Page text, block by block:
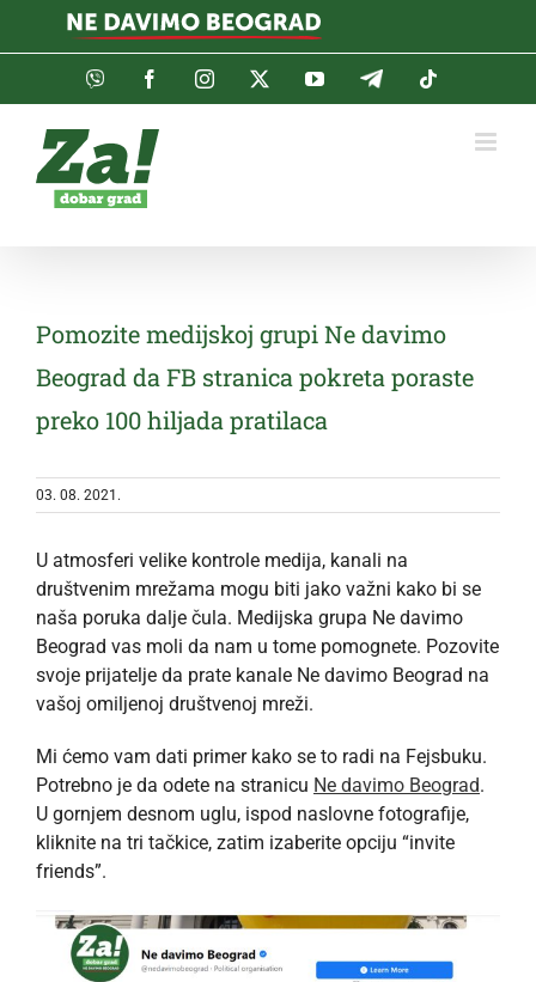
Viber FacebookInstagramTwitterYouTubeTelegram
Pomozite medijskoj grupi Ne davimo
Beograd da FB stranica pokreta poraste
preko 100 hiljada pratilaca
03. 08. 2021.
U atmosferi velike kontrole medija, kanali na
društvenim mrežama mogu biti jako važni kako bi se
naša poruka dalje čula. Medijska grupa Ne davimo
Beograd vas moli da nam u tome pomognete. Pozovite
svoje prijatelje da prate kanale Ne davimo Beograd na
vašoj omiljenoj društvenoj mreži.
Mi ćemo vam dati primer kako se to radi na Fejsbuku.
Potrebno je da odete na stranicu Ne davimo Beograd.
U gornjem desnom uglu, ispod naslovne fotografije,
kliknite na tri tačkice, zatim izaberite opciju “invite
friends”.